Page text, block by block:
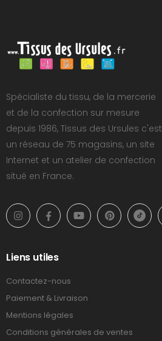
Spécialiste du tissu, de la mercerie
et de la confection sur mesure
depuis 1986, Tissus des Ursules c'est
un réseau de 75 magasins, un site
Internet et un atelier de confection
situé en France.
Liens utiles
Contactez-nous
Paiement & Livraison
Mentions légales
Conditions générales de ventes